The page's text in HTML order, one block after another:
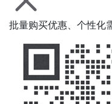
批量购买优惠、个性化